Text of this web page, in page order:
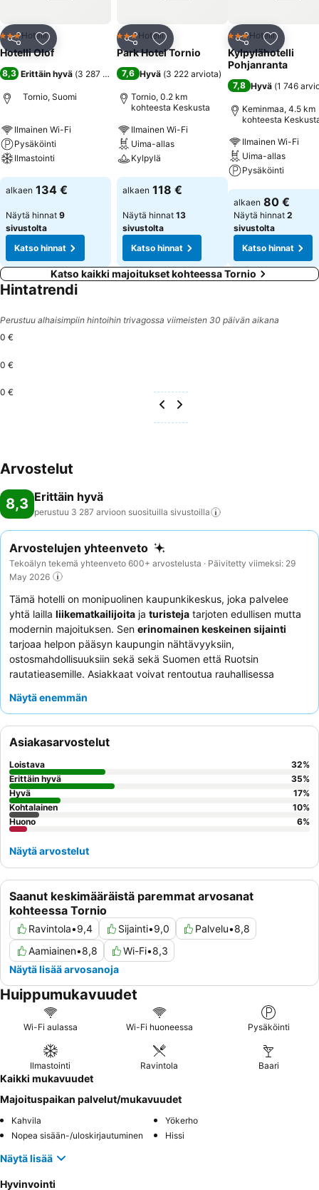
Jaa Lisää suosikkeihin
3 Tähtiluokitus
Hotelli
Hotelli Olof
8,3 Erittäin hyvä (3 287 arviota)
Tornio, Suomi
Ilmainen Wi-Fi
Pysäköinti
Ilmastointi
Katso hinnat
alkaen 134 €
Näytä hinnat 9
sivustolta
Katso hinnat
Jaa Lisää suosikkeihin
3 Tähtiluokitus
Hotelli
Park Hotel Tornio
7,6 Hyvä (3 222 arviota)
Tornio, 0.2 km
kohteesta Keskusta
Ilmainen Wi-Fi
Uima-allas
Kylpylä
Katso hinnat
alkaen 118 €
Näytä hinnat 13
sivustolta
Katso hinnat
Jaa Lisää
3 Tähtiluokitus
Hotelli
Kylpylähotelli
Pohjanranta
7,8 Hyvä (1 746
Keminmaa, 4.5 km
kohteesta
Ilmainen Wi-Fi
Uima-allas
Pysäköinti
Katso hinnat
alkaen 80 €
Näytä hinnat 2
sivustolta
Katso hinnat
Katso kaikki majoitukset kohteessa Tornio
Hintatrendi
Perustuu alhaisimpiin hintoihin trivagossa viimeisten 30 päivän aikana
0 €
0 €
0 €
Arvostelut
8,3 Erittäin hyvä
perustuu 3 287 arvioon suosituilla sivustoilla
Arvostelujen yhteenveto
Tekoälyn tekemä yhteenveto 600+ arvostelusta · Päivitetty viimeksi: 29
May 2026
Tämä hotelli on monipuolinen kaupunkikeskus, joka palvelee
yhtä lailla liikematkailijoita ja turisteja tarjoten edullisen mutta
modernin majoituksen. Sen erinomainen keskeinen sijainti
tarjoaa helpon pääsyn kaupungin nähtävyyksiin,
ostosmahdollisuuksiin sekä sekä Suomen että Ruotsin
rautatieasemille. Asiakkaat voivat rentoutua rauhallisessa
henkilökunta saa jatkuvasti kiitosta poikkeuksellisesta
arvostettua ja monipuolista aamiaistarjontaa, joka sisältää
tuoretta lohta ja erilaisia leivonnaisia. Rauhallisemman
kokemuksen saamiseksi asiakkaiden tulisi pyytää huonetta
puutarhan puolelta.
Näytä enemmän
Saanut keskimääräistä paremmat arvosanat
kohteessa Tornio
Ravintola•9,4 Sijainti•9,0 Palvelu•8,8
Aamiainen•8,8 Wi-Fi•8,3
Näytä lisää arvosanoja
Asiakasarvostelut
Loistava 32%
Erittäin hyvä
35%
Hyvä
17%
Kohtalainen
10%
Huono
6%
Näytä arvostelut
Huippumukavuudet
Wi-Fi aulassa Wi-Fi huoneessa Pysäköinti
Ilmastointi Ravintola Baari
Kaikki mukavuudet
Majoituspaikan palvelut/mukavuudet
Kahvila
Yökerho
Nopea sisään-/uloskirjautuminen
Hissi
Näytä lisää
Hyvinvointi